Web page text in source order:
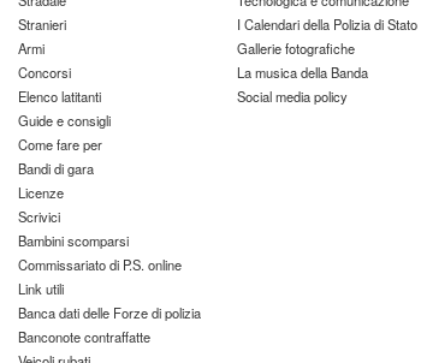
Stranieri
Armi
Concorsi
Elenco latitanti
Guide e consigli
Come fare per
Bandi di gara
Licenze
Scrivici
Bambini scomparsi
Commissariato di P.S. online
Link utili
Banca dati delle Forze di polizia
Banconote contraffatte
I Calendari della Polizia di Stato
Gallerie fotografiche
La musica della Banda
Social media policy